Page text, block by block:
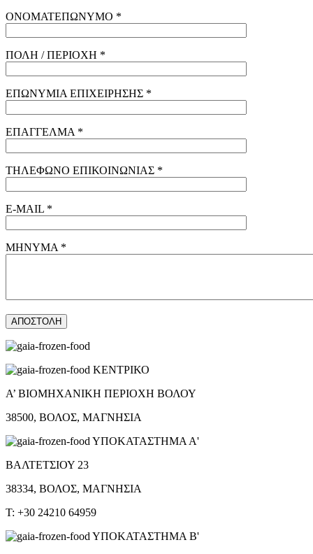
ΟΝΟΜΑΤΕΠΩΝΥΜΟ *
ΠΟΛΗ / ΠΕΡΙΟΧΗ *
ΕΠΩΝΥΜΙΑ ΕΠΙΧΕΙΡΗΣΗΣ *
ΕΠΑΓΓΕΛΜΑ *
ΤΗΛΕΦΩΝΟ ΕΠΙΚΟΙΝΩΝΙΑΣ *
E-MAIL *
ΜΗΝΥΜΑ *
ΚΕΝΤΡΙΚΟ
Α’ ΒΙΟΜΗΧΑΝΙΚΗ ΠΕΡΙΟΧΗ ΒΟΛΟΥ
38500, ΒΟΛΟΣ, ΜΑΓΝΗΣΙΑ
ΥΠΟΚΑΤΑΣΤΗΜΑ Α'
ΒΑΛΤΕΤΣΙΟΥ 23
38334, ΒΟΛΟΣ, ΜΑΓΝΗΣΙΑ
T: +30 24210 64959
ΥΠΟΚΑΤΑΣΤΗΜΑ Β'